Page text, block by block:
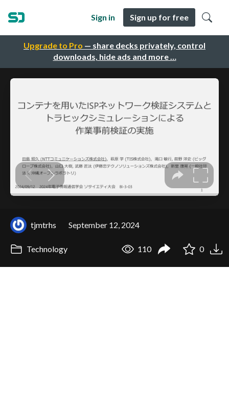
Upgrade to Pro — share decks privately, control
downloads, hide ads and more …
Sign in Sign up for free
tjmtrhs September 12, 2024
Technology 110 0